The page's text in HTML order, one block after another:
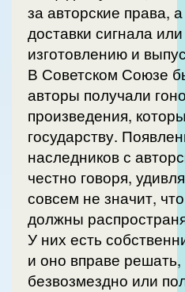
за авторские права,
доставки сигнала
изготовлению и
В Советском Союзе
авторы получали
произведения,
государству.
наследников с
честно говоря,
совсем не значит,
должны
У них есть
и оно вправе решать,
безвозмездно или